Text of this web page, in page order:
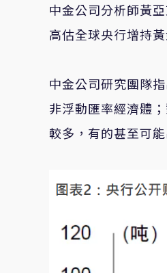
中金公司分析師黃
高估全球央行增持
中金公司研究團隊
非浮動匯率經濟體
較多，有的甚至可